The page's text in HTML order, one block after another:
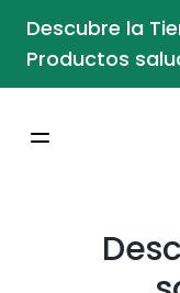
Descubre la
Productos